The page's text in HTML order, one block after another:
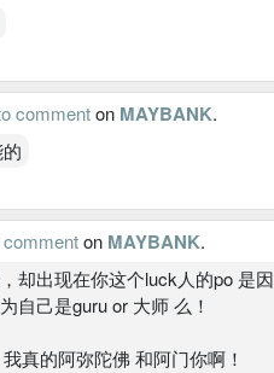
commenton MAYBANK.
commenton MAYBANK.
却出现在你这个luck人的po 是因
自己是guru or 大师 么！
真的阿弥陀佛 和阿门你啊！